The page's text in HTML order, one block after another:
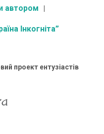
автором
Інкогніта”
проект ентузіастів